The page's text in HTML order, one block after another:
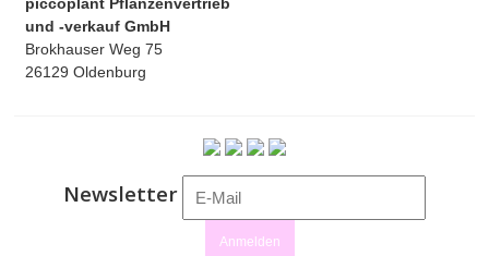
piccoplant Pflanzenvertrieb
und -verkauf GmbH
Brokhauser Weg 75
26129 Oldenburg
Newsletter
Anmelden